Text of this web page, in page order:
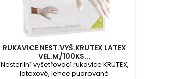
RUKAVICE NEST.VYŠ.KRUTEX LATEX
VEL.M/100KS...
Nesterilní vyšetřovací rukavice KRUTEX,
latexové, lehce pudrované